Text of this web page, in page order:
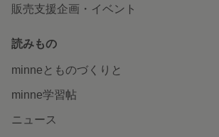
販売支援企画・イベント
読みもの
minneとものづくりと
minne学習帖
ニュース